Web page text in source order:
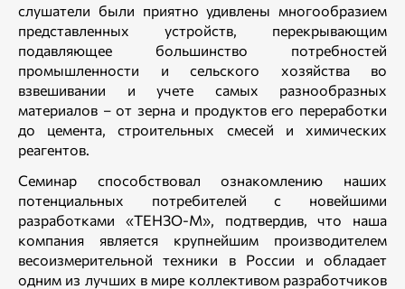
слушатели были приятно удивлены многообразием
представленных устройств, перекрывающим
подавляющее большинство потребностей
промышленности и сельского хозяйства во
взвешивании и учете самых разнообразных
материалов – от зерна и продуктов его переработки
до цемента, строительных смесей и химических
реагентов.
Семинар способствовал ознакомлению наших
потенциальных потребителей с новейшими
разработками «ТЕНЗО-М», подтвердив, что наша
компания является крупнейшим производителем
весоизмерительной техники в России и обладает
одним из лучших в мире коллективом разработчиков